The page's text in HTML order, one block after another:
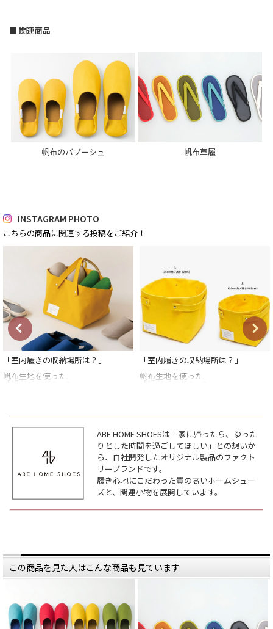
■ 関連商品
帆布のバブーシュ 帆布草履
INSTAGRAM PHOTO
こちらの商品に関連する投稿をご紹介！
「室内履きの収納場所は？」
帆布生地を使った
「帆布バッグ BoxBag」
収納場所を考えた時に生まれまし
案外決まっていないことがありま
そうすると色々なところに
いってしまったり、
お客様用もゲストが来られた時だけ
出したいけれど収納する場所がな
室内履き用と考え作られましたが、
シンプルに収納Boxとしても活躍。
持ち手もあるので家の中でも
移動しながらでも使えるので、すご
く便利。
「室内履きの収納場所は？」
帆布生地を使った
「帆布バッグ BoxBag」
収納場所を考えた時に生まれまし
室内履きの置く場所って
案外決まっていないことがありま
す。
そうすると色々なところに
いってしまったり、
玄関が散らかったり。
出したいけれど収納する場所がな
室内履き用と考え作られましたが、
シンプルに収納Boxとしても活躍。
く便利。
ABE HOME SHOESは「家に帰ったら、ゆった
りとした時間を過ごしてほしい」との想いか
ら、自社開発したオリジナル製品のファクト
リーブランドです。
履き心地にこだわった質の高いホームシュー
ズと、関連小物を展開しています。
この商品を見た人はこんな商品も見ています